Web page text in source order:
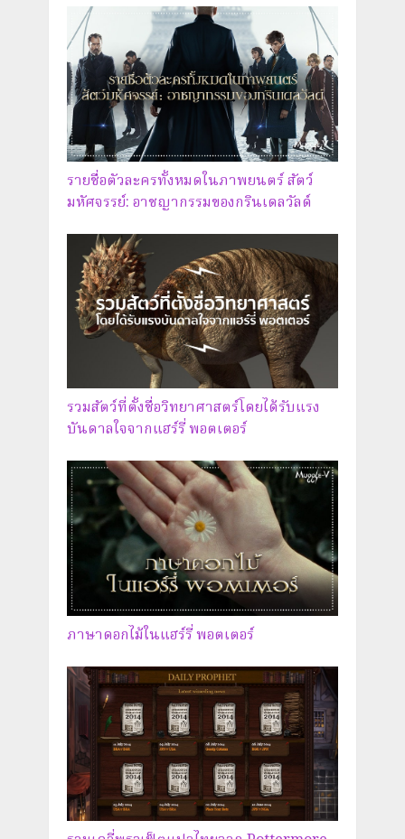
รายชื่อตัวละครทั้งหมดในภาพยนตร์ สัตว์
มหัศจรรย์: อาชญากรรมของกรินเดลวัลด์
รวมสัตว์ที่ตั้งชื่อวิทยาศาสตร์โดยได้รับแรง
บันดาลใจจากแฮร์รี่ พอตเตอร์
ภาษาดอกไม้ในแฮร์รี่ พอตเตอร์